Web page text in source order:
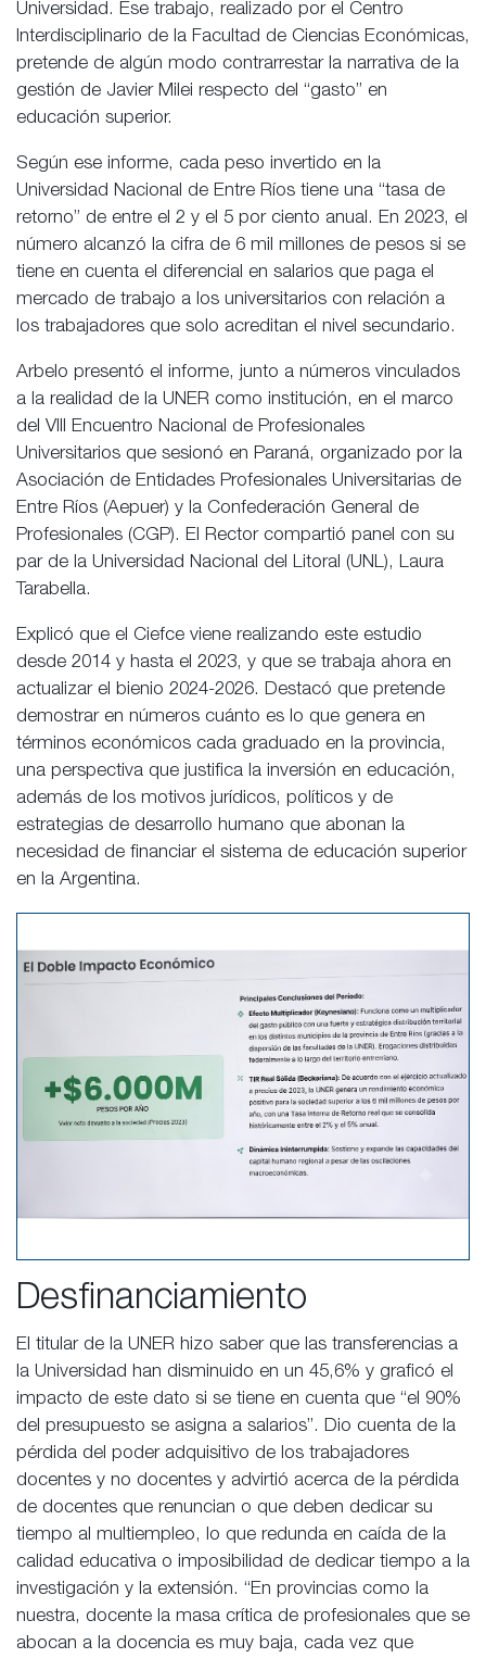
Universidad. Ese trabajo, realizado por el Centro
Interdisciplinario de la Facultad de Ciencias Económicas,
pretende de algún modo contrarrestar la narrativa de la
gestión de Javier Milei respecto del “gasto” en
educación superior.
Según ese informe, cada peso invertido en la
Universidad Nacional de Entre Ríos tiene una “tasa de
retorno” de entre el 2 y el 5 por ciento anual. En 2023, el
número alcanzó la cifra de 6 mil millones de pesos si se
tiene en cuenta el diferencial en salarios que paga el
mercado de trabajo a los universitarios con relación a
los trabajadores que solo acreditan el nivel secundario.
Arbelo presentó el informe, junto a números vinculados
a la realidad de la UNER como institución, en el marco
del VIII Encuentro Nacional de Profesionales
Universitarios que sesionó en Paraná, organizado por la
Asociación de Entidades Profesionales Universitarias de
Entre Ríos (Aepuer) y la Confederación General de
Profesionales (CGP). El Rector compartió panel con su
par de la Universidad Nacional del Litoral (UNL), Laura
Tarabella.
Explicó que el Ciefce viene realizando este estudio
desde 2014 y hasta el 2023, y que se trabaja ahora en
actualizar el bienio 2024-2026. Destacó que pretende
demostrar en números cuánto es lo que genera en
términos económicos cada graduado en la provincia,
una perspectiva que justifica la inversión en educación,
además de los motivos jurídicos, políticos y de
estrategias de desarrollo humano que abonan la
necesidad de financiar el sistema de educación superior
en la Argentina.
Desfinanciamiento
El titular de la UNER hizo saber que las transferencias a
la Universidad han disminuido en un 45,6% y graficó el
impacto de este dato si se tiene en cuenta que “el 90%
del presupuesto se asigna a salarios”. Dio cuenta de la
pérdida del poder adquisitivo de los trabajadores
docentes y no docentes y advirtió acerca de la pérdida
de docentes que renuncian o que deben dedicar su
tiempo al multiempleo, lo que redunda en caída de la
calidad educativa o imposibilidad de dedicar tiempo a la
investigación y la extensión. “En provincias como la
nuestra, docente la masa crítica de profesionales que se
abocan a la docencia es muy baja, cada vez que